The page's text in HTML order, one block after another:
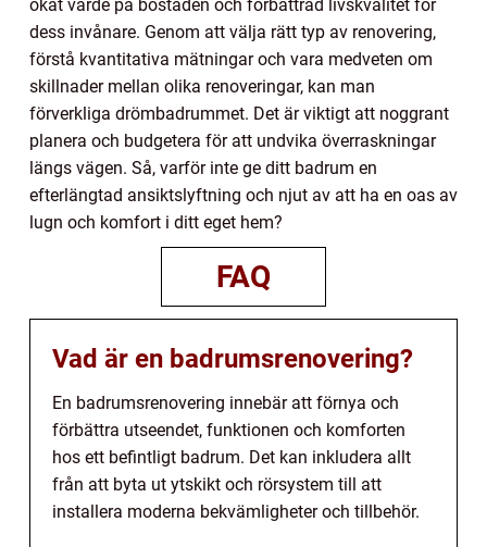
ökat värde på bostaden och förbättrad livskvalitet för
dess invånare. Genom att välja rätt typ av renovering,
förstå kvantitativa mätningar och vara medveten om
skillnader mellan olika renoveringar, kan man
förverkliga drömbadrummet. Det är viktigt att noggrant
planera och budgetera för att undvika överraskningar
längs vägen. Så, varför inte ge ditt badrum en
efterlängtad ansiktslyftning och njut av att ha en oas av
lugn och komfort i ditt eget hem?
FAQ
Vad är en badrumsrenovering?
En badrumsrenovering innebär att förnya och
förbättra utseendet, funktionen och komforten
hos ett befintligt badrum. Det kan inkludera allt
från att byta ut ytskikt och rörsystem till att
installera moderna bekvämligheter och tillbehör.